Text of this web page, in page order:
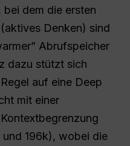
dem die ersten
Denken) sind
Abrufspeicher
dazu stützt sich
auf eine Deep
mit einer
196k), wobei die